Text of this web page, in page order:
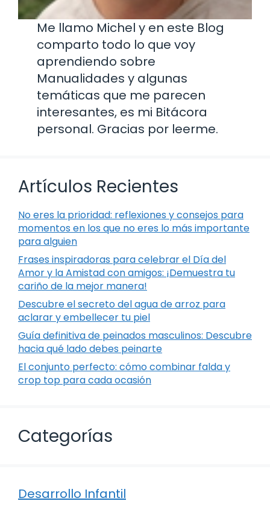
Me llamo Michel y en este Blog
comparto todo lo que voy
aprendiendo sobre
Manualidades y algunas
temáticas que me parecen
interesantes, es mi Bitácora
personal. Gracias por leerme.
Artículos Recientes
No eres la prioridad: reflexiones y consejos para
momentos en los que no eres lo más importante
para alguien
Frases inspiradoras para celebrar el Día del
Amor y la Amistad con amigos: ¡Demuestra tu
cariño de la mejor manera!
Descubre el secreto del agua de arroz para
aclarar y embellecer tu piel
Guía definitiva de peinados masculinos: Descubre
hacia qué lado debes peinarte
El conjunto perfecto: cómo combinar falda y
crop top para cada ocasión
Categorías
Desarrollo Infantil